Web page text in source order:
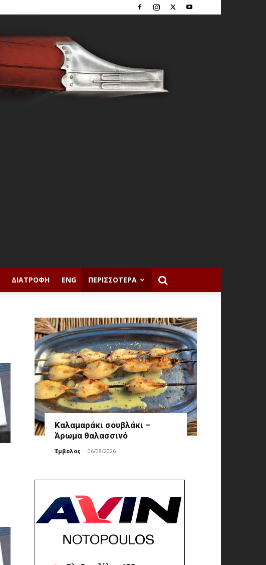
ΔΙΑΤΡΟΦΉ ENG ΠΕΡΙΣΣΌΤΕΡΑ
Καλαμαράκι σουβλάκι –
Άρωμα θαλασσινό
Έμβολος - 06/08/2026